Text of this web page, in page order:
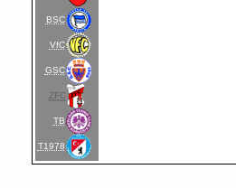
BSC
VfC
GSC
ZFC
TB
T1978